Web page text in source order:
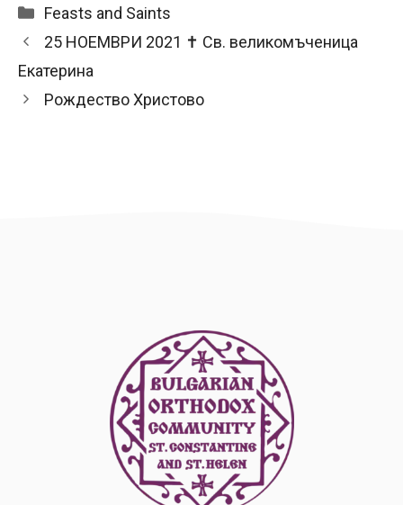
Categories
Feasts and Saints
25 НОЕМВРИ 2021 ✝ Св. великомъченица
Екатерина
Рождество Христово